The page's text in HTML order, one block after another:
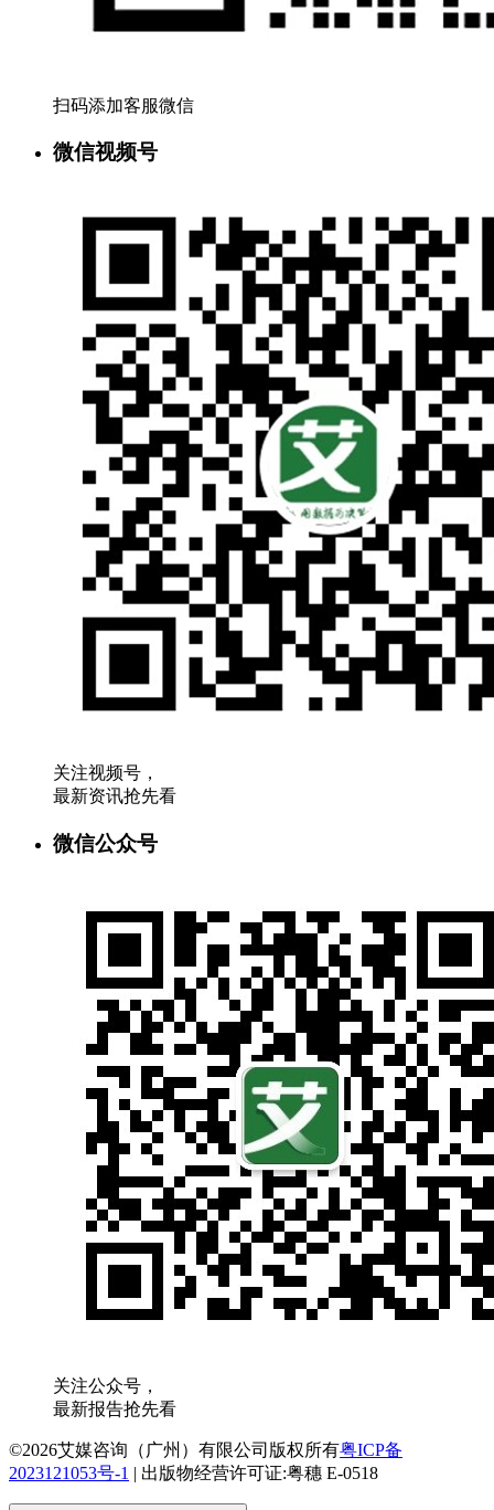
扫码添加客服微信
微信视频号
关注视频号，
最新资讯抢先看
微信公众号
关注公众号，
最新报告抢先看
©2026艾媒咨询（广州）有限公司版权所有粤ICP备
2023121053号-1 | 出版物经营许可证:粤穗 E-0518